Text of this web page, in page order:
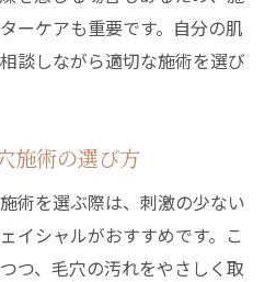
ーケアも重要です。自分の肌
談しながら適切な施術を選び
施術の選び方
術を選ぶ際は、刺激の少ない
イシャルがおすすめです。こ
つ、毛穴の汚れをやさしく取